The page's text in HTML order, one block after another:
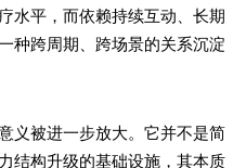
水平，而依赖持续互动、长期
种跨周期、跨场景的关系沉淀
被进一步放大。它并不是简
结构升级的基础设施，其本质